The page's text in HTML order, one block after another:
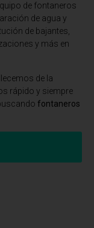
de fontaneros
de agua y
de bajantes,
y más en
de la
rápido y siempre
fontaneros